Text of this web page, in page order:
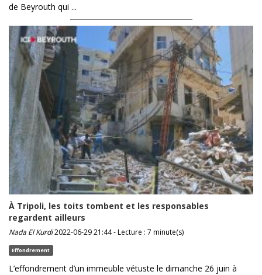
de Beyrouth qui ...
À Tripoli, les toits tombent et les responsables
regardent ailleurs
Nada El Kurdi2022-06-29 21:44 - Lecture : 7 minute(s)
Effondrement
L’effondrement d’un immeuble vétuste le dimanche 26 juin à